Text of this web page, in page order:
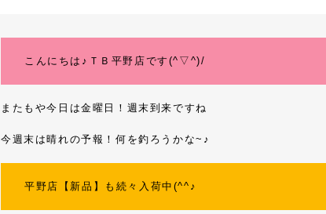
こんにちは♪ＴＢ平野店です(^▽^)/
またもや今日は金曜日！週末到来ですね
今週末は晴れの予報！何を釣ろうかな~♪
平野店【新品】も続々入荷中(^^♪